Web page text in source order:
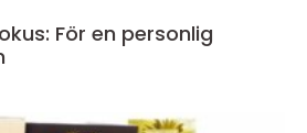
För en personlig